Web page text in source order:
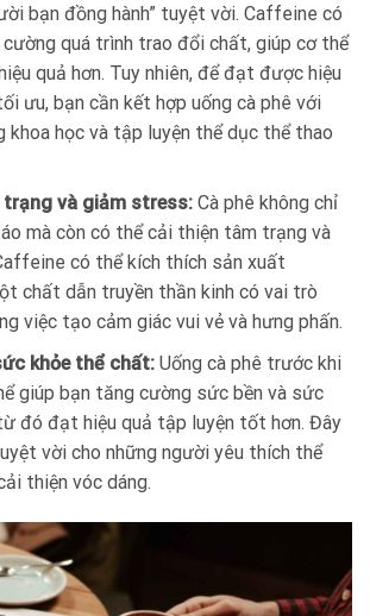
bạn đồng hành” tuyệt vời. Caffeine có
quá trình trao đổi chất, giúp cơ thể
quả hơn. Tuy nhiên, để đạt được hiệu
ưu, bạn cần kết hợp uống cà phê với
khoa học và tập luyện thể dục thể thao
và giảm stress: Cà phê không chỉ
mà còn có thể cải thiện tâm trạng và
có thể kích thích sản xuất
chất dẫn truyền thần kinh có vai trò
việc tạo cảm giác vui vẻ và hưng phấn.
khỏe thể chất: Uống cà phê trước khi
giúp bạn tăng cường sức bền và sức
đó đạt hiệu quả tập luyện tốt hơn. Đây
vời cho những người yêu thích thể
thiện vóc dáng.